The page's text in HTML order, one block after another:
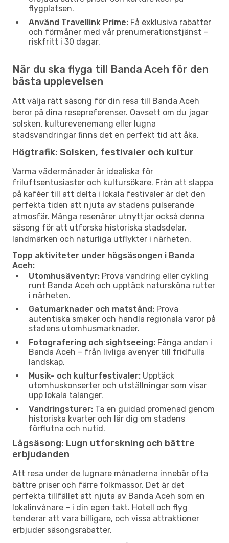
flygplatsen.
Använd Travellink Prime: Få exklusiva rabatter
och förmåner med vår prenumerationstjänst –
riskfritt i 30 dagar.
När du ska flyga till Banda Aceh för den
bästa upplevelsen
Att välja rätt säsong för din resa till Banda Aceh
beror på dina resepreferenser. Oavsett om du jagar
solsken, kulturevenemang eller lugna
stadsvandringar finns det en perfekt tid att åka.
Högtrafik: Solsken, festivaler och kultur
Varma vädermånader är idealiska för
friluftsentusiaster och kultursökare. Från att slappa
på kaféer till att delta i lokala festivaler är det den
perfekta tiden att njuta av stadens pulserande
atmosfär. Många resenärer utnyttjar också denna
säsong för att utforska historiska stadsdelar,
landmärken och naturliga utflykter i närheten.
Topp aktiviteter under högsäsongen i Banda
Aceh:
Utomhusäventyr: Prova vandring eller cykling
runt Banda Aceh och upptäck natursköna rutter
i närheten.
Gatumarknader och matstånd: Prova
autentiska smaker och handla regionala varor på
stadens utomhusmarknader.
Fotografering och sightseeing: Fånga andan i
Banda Aceh – från livliga avenyer till fridfulla
landskap.
Musik- och kulturfestivaler: Upptäck
utomhuskonserter och utställningar som visar
upp lokala talanger.
Vandringsturer: Ta en guidad promenad genom
historiska kvarter och lär dig om stadens
förflutna och nutid.
Lågsäsong: Lugn utforskning och bättre
erbjudanden
Att resa under de lugnare månaderna innebär ofta
bättre priser och färre folkmassor. Det är det
perfekta tillfället att njuta av Banda Aceh som en
lokalinvånare – i din egen takt. Hotell och flyg
tenderar att vara billigare, och vissa attraktioner
erbjuder säsongsrabatter.